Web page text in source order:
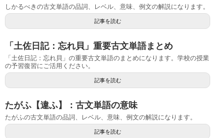
しかるべきの古文単語の品詞、レベル、意味、例文の解説になります。
記事を読む
「土佐日記：忘れ貝」重要古文単語まとめ
「土佐日記：忘れ貝」の重要古文単語のまとめになります。学校の授業
の予習復習にご活用ください。
記事を読む
たがふ【違ふ】：古文単語の意味
たがふの古文単語の品詞、レベル、意味、例文の解説になります。
記事を読む